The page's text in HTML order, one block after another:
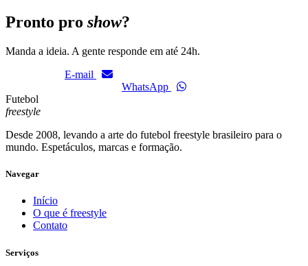
Pronto pro show?
Manda a ideia. A gente responde em até 24h.
E-mail
WhatsApp
Futebol
freestyle
Desde 2008, levando a arte do futebol freestyle brasileiro para o
mundo. Espetáculos, marcas e formação.
Navegar
Início
O que é freestyle
Contato
Serviços